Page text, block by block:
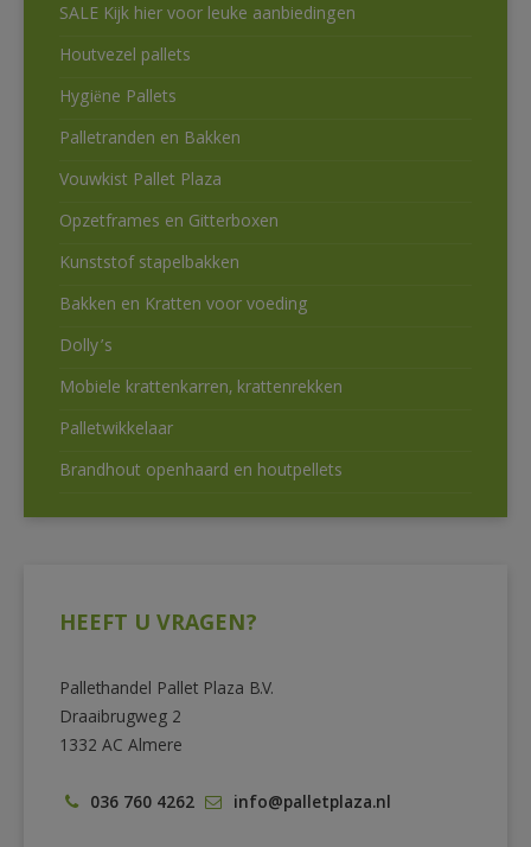
SALE Kijk hier voor leuke aanbiedingen
Houtvezel pallets
Hygiëne Pallets
Palletranden en Bakken
Vouwkist Pallet Plaza
Opzetframes en Gitterboxen
Kunststof stapelbakken
Bakken en Kratten voor voeding
Dolly’s
Mobiele krattenkarren, krattenrekken
Palletwikkelaar
Brandhout openhaard en houtpellets
HEEFT U VRAGEN?
Pallethandel Pallet Plaza B.V.
Draaibrugweg 2
1332 AC Almere
036 760 4262 info@palletplaza.nl